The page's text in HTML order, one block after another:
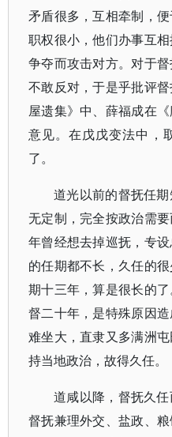
矛盾很多，互相牵制，
职权很小，他们办事互
争夺而攻击对方。对于
不敢反对，于是乎批评
屋遗集》中、薛福成在
意见。在戊戊变法中，
了。
道光以前的督抚任
无定制，完全按政治需
年曾经想去掉巡抚，专
的任期都不长，久任的
期十三年，算是很长的
督二十年，是特殊原因
难坐大，直隶又多满洲
持当地政治，故得久任。
道咸以降，督抚久任
督抚兼理外交、盐政、